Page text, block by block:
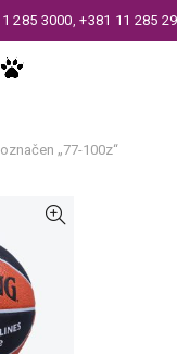
285 3000,+381 11 285
„77-100z“